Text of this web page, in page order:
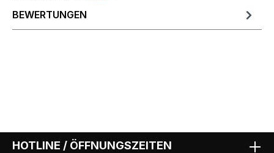
BEWERTUNGEN
HOTLINE / ÖFFNUNGSZEITEN